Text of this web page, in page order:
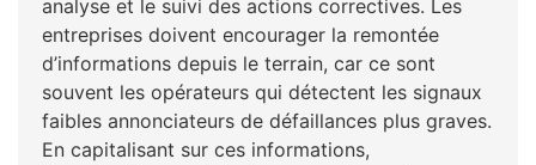
analyse et le suivi des actions correctives. Les
entreprises doivent encourager la remontée
d’informations depuis le terrain, car ce sont
souvent les opérateurs qui détectent les signaux
faibles annonciateurs de défaillances plus graves.
En capitalisant sur ces informations,